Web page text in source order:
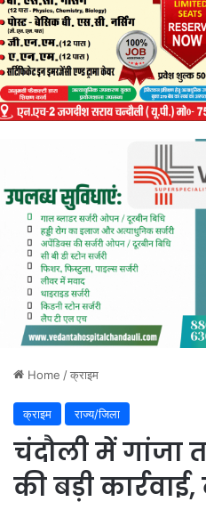
Home /क्राइम
क्राइम राज्य/जिला
चंदौली में गांजा
की बड़ी